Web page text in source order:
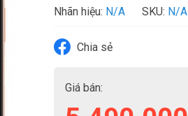
Nhãn hiệu: N/A SKU: N/A
Chia sẻ
Giá bán: